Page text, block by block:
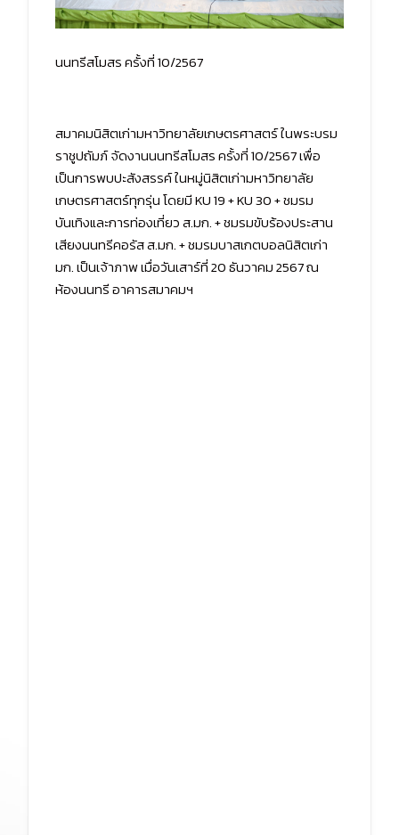
นนทรีสโมสร ครั้งที่ 10/2567
สมาคมนิสิตเก่ามหาวิทยาลัยเกษตรศาสตร์ ในพระบรม
ราชูปถัมภ์ จัดงานนนทรีสโมสร ครั้งที่ 10/2567 เพื่อ
เป็นการพบปะสังสรรค์ ในหมู่นิสิตเก่ามหาวิทยาลัย
เกษตรศาสตร์ทุกรุ่น โดยมี KU 19 + KU 30 + ชมรม
บันเทิงและการท่องเที่ยว ส.มก. + ชมรมขับร้องประสาน
เสียงนนทรีคอรัส ส.มก. + ชมรมบาสเกตบอลนิสิตเก่า
มก. เป็นเจ้าภาพ เมื่อวันเสาร์ที่ 20 ธันวาคม 2567 ณ
ห้องนนทรี อาคารสมาคมฯ